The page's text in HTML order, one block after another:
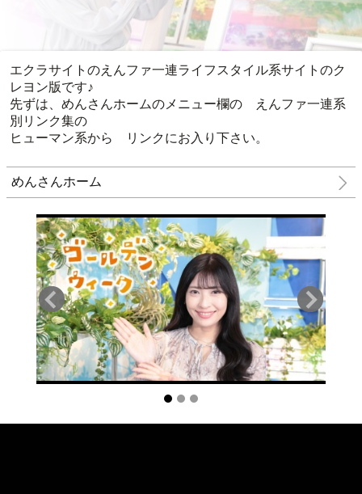
エクラサイトのえんファ一連ライフスタイル系サイトのク
レヨン版です♪
先ずは、めんさんホームのメニュー欄の えんファ一連系
別リンク集の
ヒューマン系から リンクにお入り下さい。
めんさんホーム